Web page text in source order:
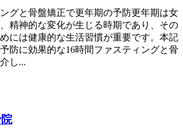
グと骨盤矯正で更年期の予防更年期は女
精神的な変化が生じる時期であり、その
には健康的な生活習慣が重要です。本記
防に効果的な16時間ファスティングと骨
し...